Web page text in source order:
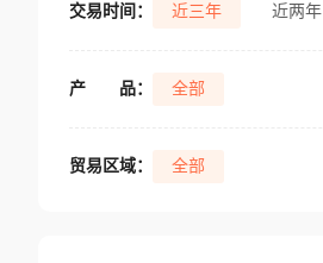
交易时间： 近三年 近两年
产 品： 全部
贸易区域： 全部